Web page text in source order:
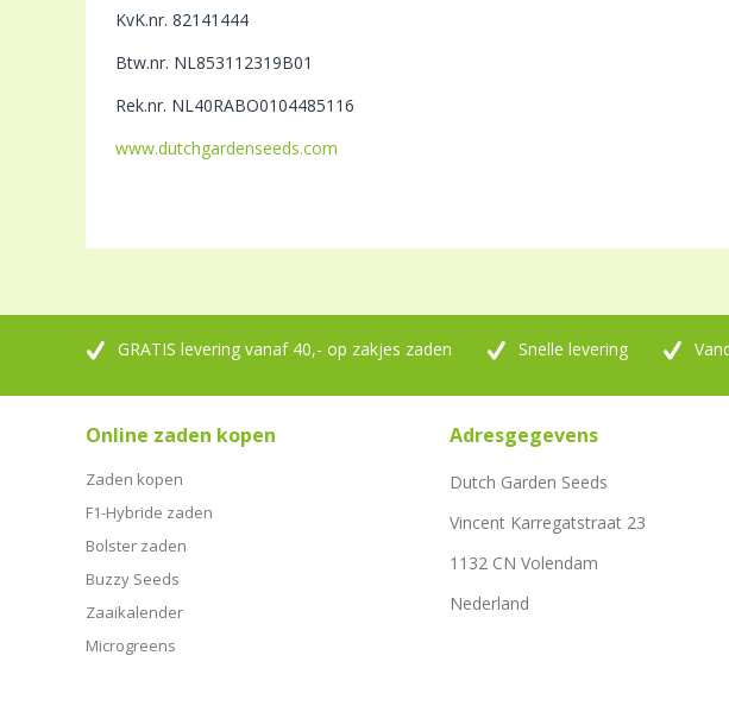
KvK.nr. 82141444
Btw.nr. NL853112319B01
Rek.nr. NL40RABO0104485116
www.dutchgardenseeds.com
GRATIS levering vanaf 40,- op zakjes zaden Snelle levering
Online zaden kopen
Zaden kopen
F1-Hybride zaden
Bolster zaden
Buzzy Seeds
Zaaikalender
Microgreens
Adresgegevens
Dutch Garden Seeds
Vincent Karregatstraat 23
1132 CN Volendam
Nederland